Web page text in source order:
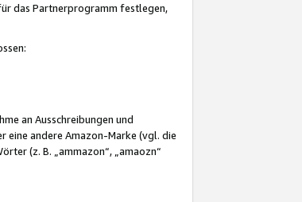
das Partnerprogramm festlegen,
an Ausschreibungen und
eine andere Amazon-Marke (vgl. die
(z. B. „ammazon“, „amaozn“